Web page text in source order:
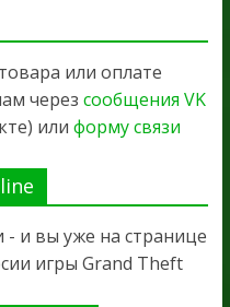
или оплате
через сообщения VK
или форму связи
- и вы уже на странице
игры Grand Theft